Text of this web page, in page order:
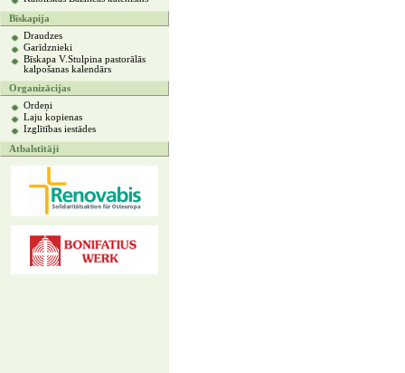
Bīskapija
Draudzes
Garīdznieki
Bīskapa V.Stulpina pastorālās
kalpošanas kalendārs
Organizācijas
Ordeņi
Laju kopienas
Izglītības iestādes
Atbalstītāji